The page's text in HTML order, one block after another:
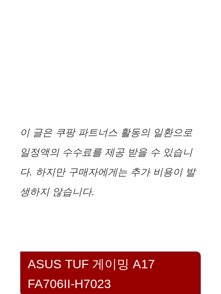
이 글은 쿠팡 파트너스 활동의 일환으로
일정액의 수수료를 제공 받을 수 있습니
다. 하지만 구매자에게는 추가 비용이 발
생하지 않습니다.
ASUS TUF 게이밍 A17
FA706II-H7023